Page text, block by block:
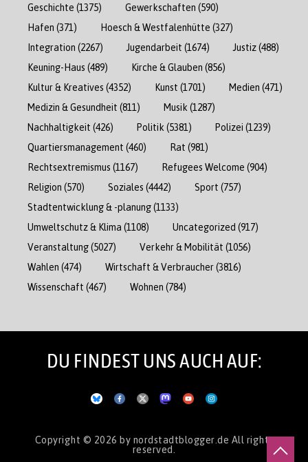
Geschichte (1375) Gewerkschaften (590)
Hafen (371) Hoesch & Westfalenhütte (327)
Integration (2267) Jugendarbeit (1674) Justiz(488)
Keuning-Haus (489) Kirche & Glauben (856)
Kultur & Kreatives (4352) Kunst (1701) Medien (471)
Medizin & Gesundheit (811) Musik (1287)
Nachhaltigkeit (426) Politik (5381) Polizei (1239)
Quartiersmanagement (460) Rat (981)
Rechtsextremismus (1167) Refugees Welcome (904)
Religion (570) Soziales (4442) Sport (757)
Stadtentwicklung & -planung(1133)
Umweltschutz & Klima (1108) Uncategorized (917)
Veranstaltung(5027) Verkehr & Mobilität (1056)
Wahlen (474) Wirtschaft & Verbraucher(3816)
Wissenschaft (467) Wohnen (784)
DU FINDEST UNS AUCH AUF:
Copyright © 2026 by nordstadtblogger.de All rights
reserved.